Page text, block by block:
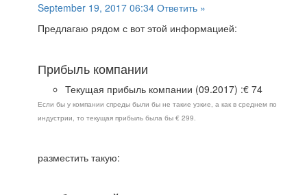
September 19, 2017 06:34 Ответить »
Предлагаю рядом с вот этой информацией:
Прибыль компании
Текущая прибыль компании (09.2017) :€ 74
Если бы у компании спреды были бы не такие узкие, а как в среднем по
индустрии, то текущая прибыль была бы € 299.
разместить такую: